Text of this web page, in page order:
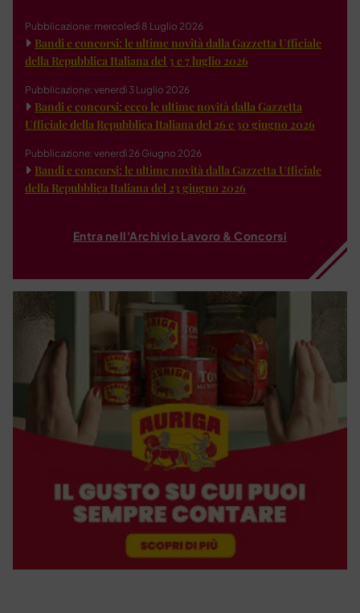
Pubblicazione: mercoledì 8 Luglio 2026
Bandi e concorsi: le ultime novità dalla Gazzetta Ufficiale
della Repubblica Italiana del 3 e 7 luglio 2026
Pubblicazione: venerdì 3 Luglio 2026
Bandi e concorsi: ecco le ultime novità dalla Gazzetta
Ufficiale della Repubblica Italiana del 26 e 30 giugno 2026
Pubblicazione: venerdì 26 Giugno 2026
Bandi e concorsi: le ultime novità dalla Gazzetta Ufficiale
della Repubblica Italiana del 23 giugno 2026
Entra nell'Archivio Lavoro & Concorsi